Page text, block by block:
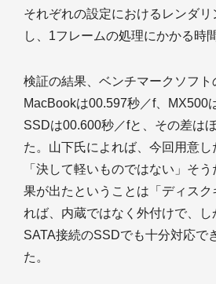
それぞれの設定におけるレンダリ
し、1フレームの処理にかかる時
検証の結果、ベンチマークソフト
MacBookは00.597秒／f、MX500
SSDは00.600秒／fと、その差は
た。山下氏によれば、今回用意
「決して軽いものではない」そ
果が出たということは「ディス
れば、内蔵ではなく外付けで、し
SATA接続のSSDでも十分対応で
た。